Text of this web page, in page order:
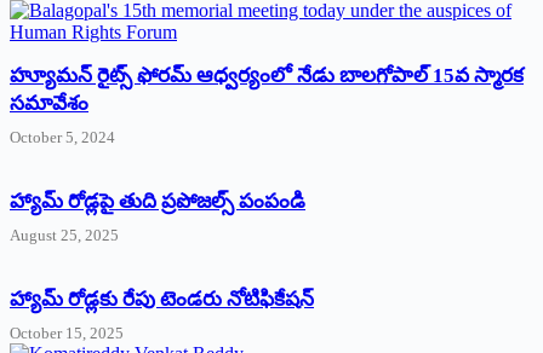
హ్యూమన్‌ రైట్స్‌ ఫోరమ్‌ ఆధ్వర్యంలో నేడు బాలగోపాల్‌ 15వ స్మారక
సమావేశం
October 5, 2024
హ్యామ్‌ రోడ్లపై తుది ప్రపోజల్స్‌ పంపండి
August 25, 2025
హ్యామ్‌ రోడ్లకు రేపు టెండరు నోటిఫికేషన్‌
October 15, 2025